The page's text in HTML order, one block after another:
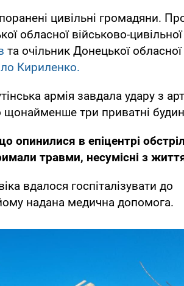
цивільні громадяни.
обласної військово-цивільної
та очільник Донецької обласної
Кириленко.
армія завдала удару з
щонайменше три приватні
опинилися в епіцентрі
травми, несумісні з
вдалося госпіталізувати до
надана медична допомога.